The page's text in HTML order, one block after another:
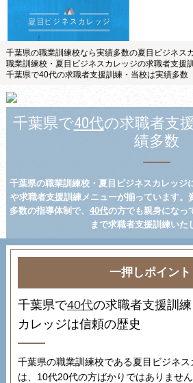
千葉県の職業訓練校なら実績多数の夏目ビジネス
職業訓練校・夏目ビジネスカレッジの求職者支援
千葉県で40代の求職者支援訓練・当校は実績多数
千葉県で40代の求職者支
績多数
千葉県の職業訓練校・夏目ビジネスカレッジ
や求職者支援訓練メニューが揃っています。
多数の指導体制で、 40代の方でも親身になっ
まで求職者支援訓練いた
一押しポイント
千葉県で40代の求職者支援訓
カレッジは信頼の歴史
千葉県の職業訓練校である夏目ビジネ
は、10代20代の方ばかりではありません